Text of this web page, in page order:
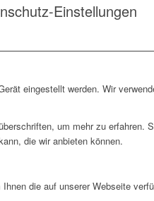
Einstellungen
eingestellt werden. Wir
um mehr zu
die wir anbieten können.
die auf unserer Webseite